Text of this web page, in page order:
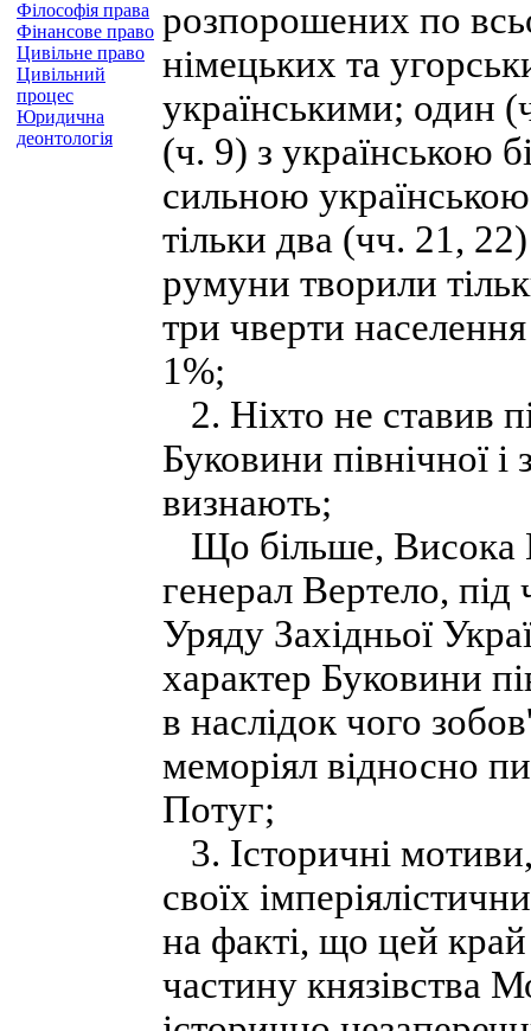
Філософія права
Фінансове право
Цивільне право
Цивільний
процес
Юридична
деонтологія
розпорошених по
німецьких та
українськими; один
(ч. 9) з українською
сильною
тільки два (чч. 21,
румуни творили
три чверти
1%;
2. Ніхто не ставив
Буковини північної
визнають;
Що більше, Висока
генерал Вертело, під
Уряду Західньої
характер Буковини
в наслідок чого
меморіял відносно
Потуг;
3. Історичні
своїх
на факті, що цей
частину князівства